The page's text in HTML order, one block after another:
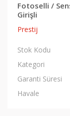
Fotoselli /
Girişli
Prestij
Stok Kodu
Kategori
Garanti Süresi
Havale